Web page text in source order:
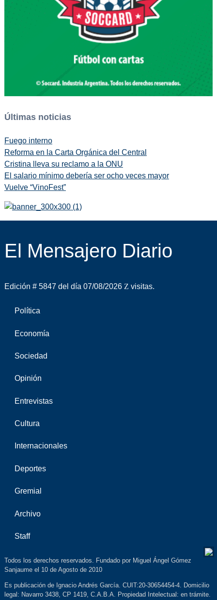
Últimas noticias
Fuego interno
Reforma en la Carta Orgánica del Central
Cristina lleva su reclamo a la ONU
El salario mínimo debería ser ocho veces mayor
Vuelve “VinoFest”
El Mensajero Diario
Edición # 5847 del día 07/08/2026 visitas.
Política
Economía
Sociedad
Opinión
Entrevistas
Cultura
Internacionales
Deportes
Gremial
Archivo
Staff
Todos los derechos reservados. Fundado por Miguel Ángel Gómez
Sanjaume el 10 de Agosto de 2010
Es publicación de Ignacio Andrés García. CUIT:20-30654454-4. Domicilio
legal: Navarro 3438, CP 1419, C.A.B.A. Propiedad Intelectual: en trámite.